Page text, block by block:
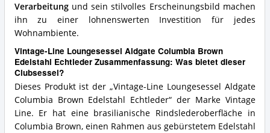
Verarbeitungund sein stilvolles Erscheinungsbild machen
ihn zu einer lohnenswerten Investition für jedes
Wohnambiente.
Vintage-Line Loungesessel Aldgate Columbia Brown
Edelstahl Echtleder Zusammenfassung: Was bietet dieser
Clubsessel?
Dieses Produkt ist der „Vintage-Line Loungesessel Aldgate
Columbia Brown Edelstahl Echtleder“ der Marke Vintage
Line. Er hat eine brasilianische Rindslederoberfläche in
Columbia Brown, einen Rahmen aus gebürstetem Edelstahl